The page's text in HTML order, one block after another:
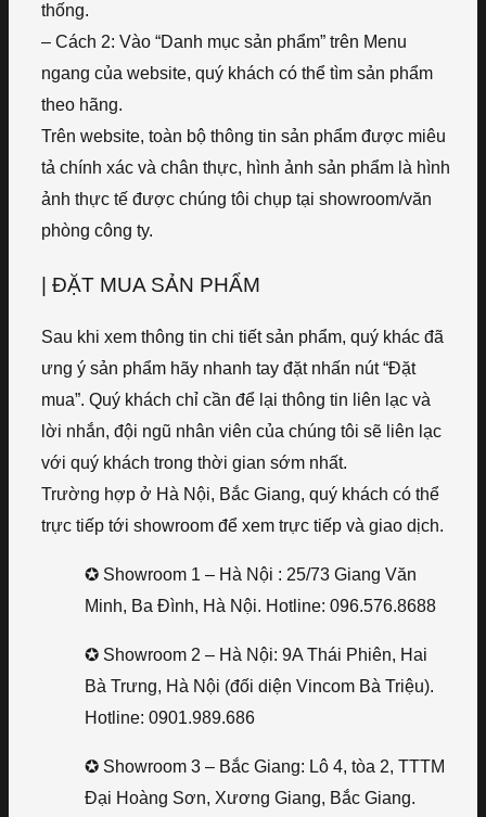
thống.
– Cách 2: Vào “Danh mục sản phẩm” trên Menu
ngang của website, quý khách có thể tìm sản phẩm
theo hãng.
Trên website, toàn bộ thông tin sản phẩm được miêu
tả chính xác và chân thực, hình ảnh sản phẩm là hình
ảnh thực tế được chúng tôi chụp tại showroom/văn
phòng công ty.
| ĐẶT MUA SẢN PHẨM
Sau khi xem thông tin chi tiết sản phẩm, quý khác đã
ưng ý sản phẩm hãy nhanh tay đặt nhấn nút “Đặt
mua”. Quý khách chỉ cần để lại thông tin liên lạc và
lời nhắn, đội ngũ nhân viên của chúng tôi sẽ liên lạc
với quý khách trong thời gian sớm nhất.
Trường hợp ở Hà Nội, Bắc Giang, quý khách có thể
trực tiếp tới showroom để xem trực tiếp và giao dịch.
✪ Showroom 1 – Hà Nội : 25/73 Giang Văn
Minh, Ba Đình, Hà Nội. Hotline: 096.576.8688
✪ Showroom 2 – Hà Nội: 9A Thái Phiên, Hai
Bà Trưng, Hà Nội (đối diện Vincom Bà Triệu).
Hotline: 0901.989.686
✪ Showroom 3 – Bắc Giang: Lô 4, tòa 2, TTTM
Đại Hoàng Sơn, Xương Giang, Bắc Giang.